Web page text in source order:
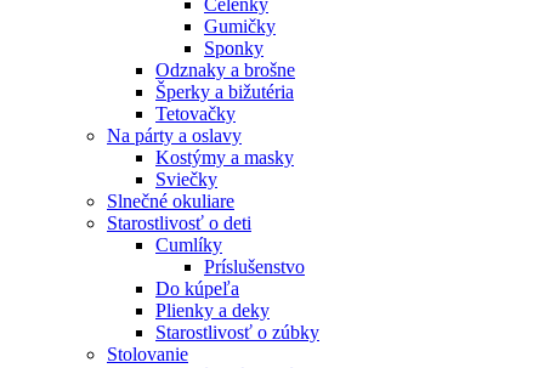
Gumičky
Sponky
Odznaky a brošne
Šperky a bižutéria
Tetovačky
Na párty a oslavy
Kostýmy a masky
Sviečky
Slnečné okuliare
Starostlivosť o deti
Cumlíky
Príslušenstvo
Do kúpeľa
Plienky a deky
Starostlivosť o zúbky
Stolovanie